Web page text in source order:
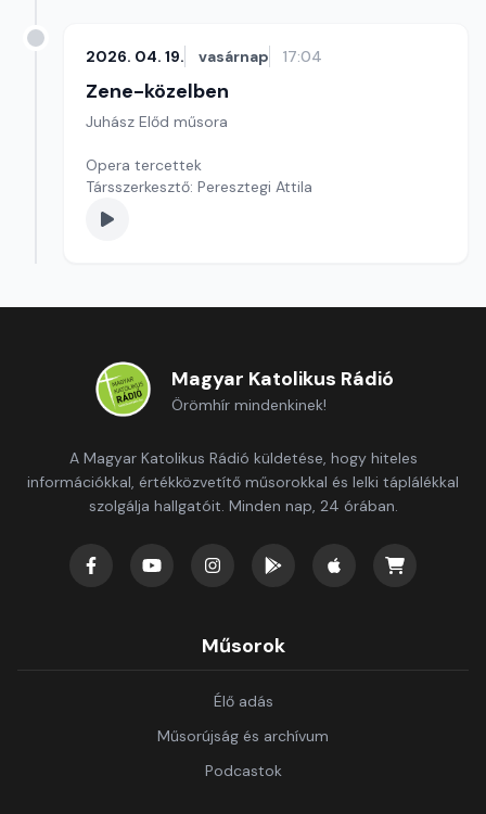
2026. 04. 19. vasárnap 17:04
Zene-közelben
Juhász Előd műsora
Opera tercettek
Társszerkesztő: Peresztegi Attila
Magyar Katolikus Rádió
Örömhír mindenkinek!
A Magyar Katolikus Rádió küldetése, hogy hiteles
információkkal, értékközvetítő műsorokkal és lelki táplálékkal
szolgálja hallgatóit. Minden nap, 24 órában.
Műsorok
Élő adás
Műsorújság és archívum
Podcastok